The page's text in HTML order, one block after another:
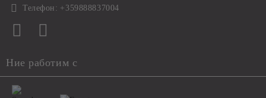
Телефон: +359888837004
Ние работим с